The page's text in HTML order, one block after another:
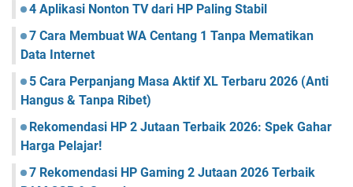
4 Aplikasi Nonton TV dari HP Paling Stabil
7 Cara Membuat WA Centang 1 Tanpa Mematikan
Data Internet
5 Cara Perpanjang Masa Aktif XL Terbaru 2026 (Anti
Hangus & Tanpa Ribet)
Rekomendasi HP 2 Jutaan Terbaik 2026: Spek Gahar
Harga Pelajar!
7 Rekomendasi HP Gaming 2 Jutaan 2026 Terbaik